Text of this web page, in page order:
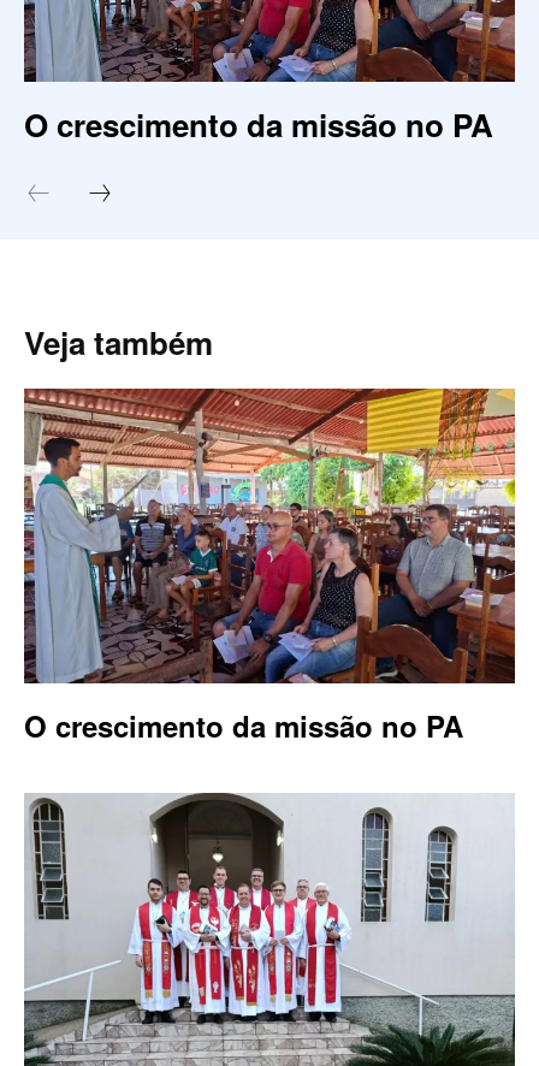
O crescimento da missão no PA
Veja também
O crescimento da missão no PA